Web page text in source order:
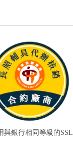
可加Line好
歡迎來電
與銀行相同等級的SSL